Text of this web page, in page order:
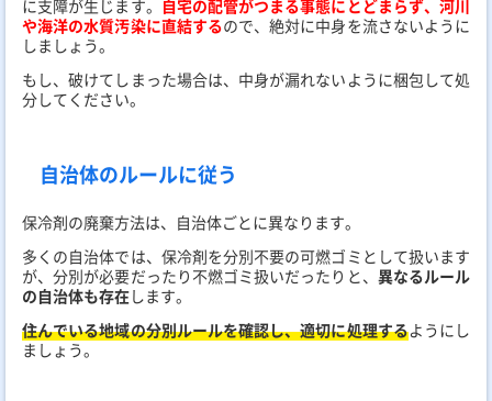
に支障が生じます。 自宅の配管がつまる事態にとどまらず、河川
や海洋の水質汚染に直結するので、絶対に中身を流さないように
しましょう。
もし、破けてしまった場合は、中身が漏れないように梱包して処
分してください。
自治体のルールに従う
保冷剤の廃棄方法は、自治体ごとに異なります。
多くの自治体では、保冷剤を分別不要の可燃ゴミとして扱います
が、分別が必要だったり不燃ゴミ扱いだったりと、 異なるルール
の自治体も存在します。
住んでいる地域の分別ルールを確認し、適切に処理するようにし
ましょう。